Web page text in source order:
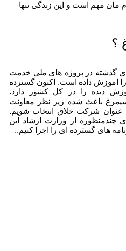
مان مهم است و این زندگی تنها
؟
گذشته در پروژه های ملی خدمت
۲۰ هزار نفر را اموزش داده است. اکنون گسترده
دیده را در کل کشور دارد.
باعث شده زیر نظر معاونت
شرکت خلاق انتخاب شویم.
چندمنظوره از وزارت ارشاد این
های گسترده ای را اجرا کنیم..